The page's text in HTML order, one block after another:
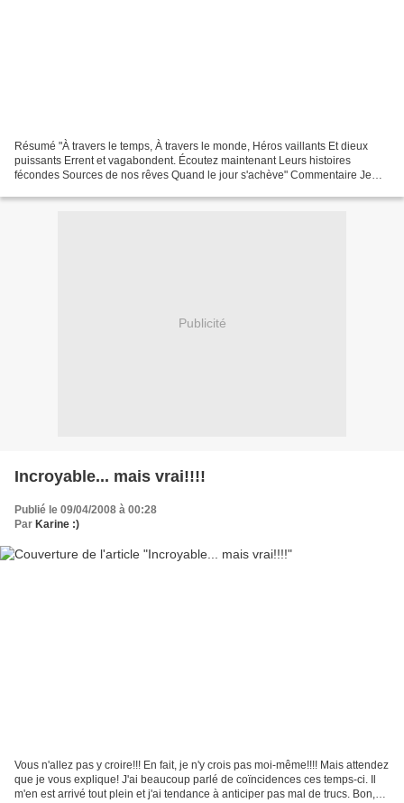
Résumé "À travers le temps, À travers le monde, Héros vaillants Et dieux
puissants Errent et vagabondent. Écoutez maintenant Leurs histoires
fécondes Sources de nos rêves Quand le jour s'achève" Commentaire Je
Publicité
Incroyable... mais vrai!!!!
Publié le 09/04/2008 à 00:28
Par Karine :)
Vous n'allez pas y croire!!! En fait, je n'y crois pas moi-même!!!! Mais attendez
que je vous explique! J'ai beaucoup parlé de coïncidences ces temps-ci. Il
m'en est arrivé tout plein et j'ai tendance à anticiper pas mal de trucs. Bon,